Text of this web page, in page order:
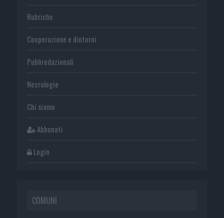
Rubriche
Cooperazione e dintorni
Publiredazionali
Necrologie
Chi siamo
Abbonati
Login
COMUNI